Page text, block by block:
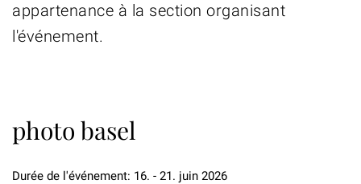
appartenance à la section organisant
l'événement.
photo basel
Durée de l'événement: 16. - 21. juin 2026